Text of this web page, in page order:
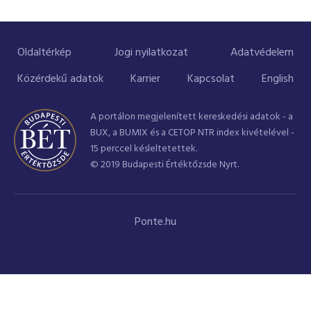
Oldaltérkép Jogi nyilatkozat
Adatvédelem
Közérdekű adatok
Karrier Kapcsolat English
A portálon megjelenített kereskedési adatok - a
BUX, a BUMIX és a CETOP NTR index kivételével -
15 perccel késleltetettek.
© 2019 Budapesti Értéktőzsde Nyrt.
Ponte.hu